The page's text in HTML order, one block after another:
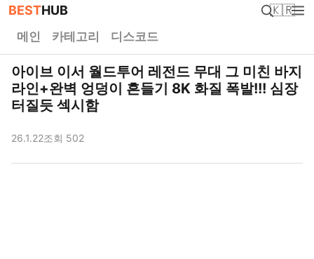
BESTHUB 🇰🇷
메인 카테고리 디스코드
아이브 이서 월드투어 레전드 무대 그 미친 바지
라인+완벽 엉덩이 흔들기 8K 화질 폭발!!! 심장
터질듯 섹시함
26.1.22조회 502